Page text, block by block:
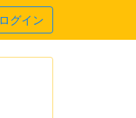
ログイン